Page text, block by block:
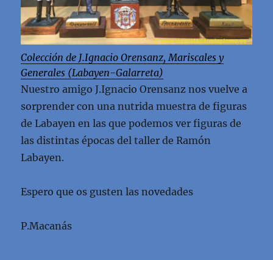
Colección de J.Ignacio Orensanz, Mariscales y
Generales (Labayen-Galarreta)
Nuestro amigo J.Ignacio Orensanz nos vuelve a
sorprender con una nutrida muestra de figuras
de Labayen en las que podemos ver figuras de
las distintas épocas del taller de Ramón
Labayen.
Espero que os gusten las novedades
P.Macanás